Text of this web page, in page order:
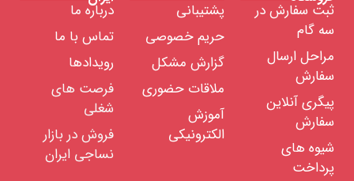
رنگرزی
ماشین
آلات
نان
وون
ماشین
آلات
کالای
خواب
قطعات
یدکی
ماشین
ثبت سفارش در
سه گام
مراحل ارسال
سفارش
پیگری آنلاین
سفارش
شیوه های
پرداخت
پشتیبانی
حریم خصوصی
گزارش مشکل
ملاقات حضوری
آموزش
الکترونیکی
درباره ما
تماس با ما
رویدادها
فرصت های
شغلی
فروش در بازار
نساجی ایران